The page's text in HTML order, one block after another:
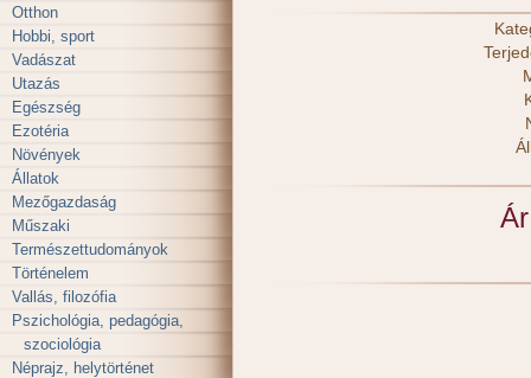
Otthon
Hobbi, sport
Vadászat
Utazás
Egészség
Ezotéria
Növények
Állatok
Mezőgazdaság
Műszaki
Természettudományok
Történelem
Vallás, filozófia
Pszichológia, pedagógia,
szociológia
Néprajz, helytörténet